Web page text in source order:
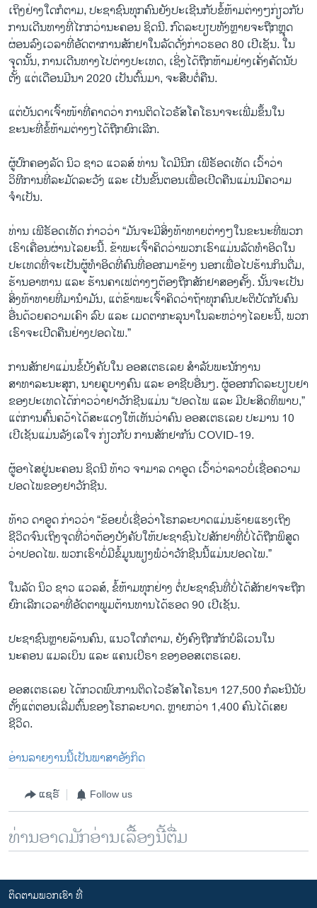
ເຖິງຢ່າງໃດກໍຕາມ, ປະຊາຊົນທຸກຄົນຍັງປະເຊີນກັບຂໍ້ຫ້າມຕ່າງໆກ່ຽວກັບ
ການເດີນທາງທີ່ໄກກວ່ານະຄອນ ຊິດນີ. ກົດລະບຽບທັງຫຼາຍຈະຖືກຫຼຸດ
ຜ່ອນລົງເວລາທີ່ອັດຕາການສັກຢາໃນລັດດັ່ງກ່າວຮອດ 80 ເປີເຊັນ. ໃນ
ຈຸດນັ້ນ, ການເດີນທາງໄປຕ່າງປະເທດ, ເຊິ່ງໄດ້ຖືກຫ້າມຢ່າງເຄັ່ງຄັດນັບ
ຕັ້ງ ແຕ່ເດືອນມີນາ 2020 ເປັນຕົ້ນມາ, ຈະສືບຕໍ່ຄືນ.
ແຕ່ບັນດາເຈົ້າໜ້າທີ່ຄາດວ່າ ການຕິດໄວຣັສໂຄໂຣນາຈະເພີ່ມຂຶ້ນໃນ
ຂະນະທີ່ຂໍ້ຫ້າມຕ່າງໆໄດ້ຖືກຍົກເລີກ.
ຜູ້ປົກຄອງລັດ ນິວ ຊາວ ແວລສ໌ ທ່ານ ໂດມີນິກ ເພີຣັອດເທັດ ເວົ້າວ່າ
ວິທີການທີ່ລະມັດລະວັງ ແລະ ເປັນຂັ້ນຕອນເພື່ອເປີດຄືນແມ່ນມີຄວາມ
ຈຳເປັນ.
ທ່ານ ເພີຣັອດເທັດ ກ່າວວ່າ “ມັນຈະມີສິ່ງທ້າທາຍຕ່າງໆໃນຂະນະທີ່ພວກ
ເຮົາເຄື່ອນຜ່ານໄລຍະນີ້. ຂ້າພະເຈົ້າຄິດວ່າພວກເຮົາແມ່ນລັດທຳອິດໃນ
ປະເທດທີ່ຈະເປັນຜູ້ທຳອິດທີ່ຄົນທີ່ອອກມາຂ້າງ ນອກເພື່ອໄປຮ້ານກິນດື່ມ,
ຮ້ານອາຫານ ແລະ ຮ້ານຄາເຟຕ່າງໆຕ້ອງຖືກສັກຢາສອງຄັ້ງ. ນັ້ນຈະເປັນ
ສິ່ງທ້າທາຍທີ່ມານຳມັນ, ແຕ່ຂ້າພະເຈົ້າຄິດວ່າຖ້າທຸກຄົນປະຕິບັດກັບຄົນ
ອື່ນດ້ວຍຄວາມເຄົາ ລົບ ແລະ ເມດຕາກະລຸນາໃນລະຫວ່າງໄລຍະນີ້, ພວກ
ເຮົາຈະເປີດຄືນຢ່າງປອດໄພ.”
ການສັກຢາແມ່ນຂໍ້ບັງຄັບໃນ ອອສເຕຣເລຍ ສຳລັບພະນັກງານ
ສາທາລະນະສຸກ, ນາຍຄູບາງຄົນ ແລະ ອາຊີບອື່ນໆ. ຜູ້ອອກກົດລະບຽບຢາ
ຂອງປະເທດໄດ້ກ່າວວ່າຢາວັກຊີນແມ່ນ “ປອດໄພ ແລະ ມີປະສິດທິພາບ,”
ແຕ່ການຄົ້ນຄວ້າໄດ້ສະແດງໃຫ້ເຫັນວ່າຄົນ ອອສເຕຣເລຍ ປະມານ 10
ເປີເຊັນແມ່ນລັງເລໃຈ ກ່ຽວກັບ ການສັກຢາກັນ COVID-19.
ຜູ້ອາໄສຢູ່ນະຄອນ ຊິດນີ ທ້າວ ຈາມາລ ດາອູດ ເວົ້າວ່າລາວບໍ່ເຊື່ອຄວາມ
ປອດໄພຂອງຢາວັກຊີນ.
ທ້າວ ດາອູດ ກ່າວວ່າ “ຂ້ອຍບໍ່ເຊື່ອວ່າໂຣກລະບາດແມ່ນຮ້າຍແຮງເຖິງ
ຊີວິດຈົນເຖິງຈຸດທີ່ວ່າຕ້ອງບັງຄັບໃຫ້ປະຊາຊົນໄປສັກຢາທີ່ບໍ່ໄດ້ຖືກພິສູດ
ວ່າປອດໄພ. ພວກເຮົາບໍ່ມີຂໍ້ມູນພຽງພໍວ່າວັກຊີນນີ້ແມ່ນປອດໄພ.”
ໃນລັດ ນິວ ຊາວ ແວລສ໌, ຂໍ້ຫ້າມທຸກຢ່າງ ຕໍ່ປະຊາຊົນທີ່ບໍ່ໄດ້ສັກຢາຈະຖືກ
ຍົກເລີກເວລາທີ່ອັດຕາພູມຕ້ານທານໄດ້ຮອດ 90 ເປີເຊັນ.
ປະຊາຊົນຫຼາຍລ້ານຄົນ, ແນວໃດກໍຕາມ, ຍັງຄົງຖືກກັກບໍລິເວນໃນ
ນະຄອນ ແມລເບິນ ແລະ ແຄນເບີຣາ ຂອງອອສເຕຣເລຍ.
ອອສເຕຣເລຍ ໄດ້ກວດພົບການຕິດໄວຣັສໂຄໂຣນາ 127,500 ກໍລະນີນັບ
ຕັ້ງແຕ່ຕອນເລີ່ມຕົ້ນຂອງໂຣກລະບາດ. ຫຼາຍກວ່າ 1,400 ຄົນໄດ້ເສຍ
ຊີວິດ.
ອ່ານລາຍງານນີ້ເປັນພາສາອັງກິດ
ແຊຣ໌ Follow us
ທ່ານອາດມັກອ່ານເລື້ອງນີ້ຕື່ມ
ຕິດຕາມພວກເຮົາ ທີ່